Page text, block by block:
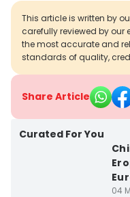
This article is written by
carefully reviewed by our
the most accurate and
standards of quality,
Share Article
Curated For You
04